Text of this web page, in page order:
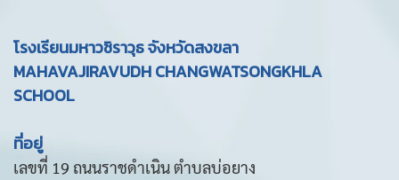
โรงเรียนมหาวชิราวุธ จังหวัดสงขลา
MAHAVAJIRAVUDH CHANGWATSONGKHLA
SCHOOL
ที่อยู่
เลขที่ 19 ถนนราชดำเนิน ตำบลบ่อยาง